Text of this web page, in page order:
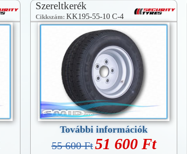
Szereltkerék
Cikkszám: KK195-55-10 C-4
További információk
55 600 Ft51 600 Ft